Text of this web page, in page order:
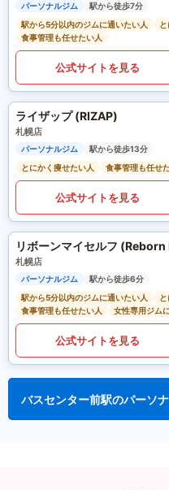
パーソナルジム
駅から徒歩7分
駅から5分以内のジムに通いたい人
食事管理も任せたい人
公式サイトを見る
ライザップ (RIZAP)
札幌店
パーソナルジム
駅から徒歩13分
とにかく痩せたい人
食事管理も任せ
公式サイトを見る
リボーンマイセルフ
札幌店
パーソナルジム
駅から徒歩6分
駅から5分以内のジムに通いたい人
食事管理も任せたい人
女性専用ジム
公式サイトを見る
バスセンター前駅のパーソ